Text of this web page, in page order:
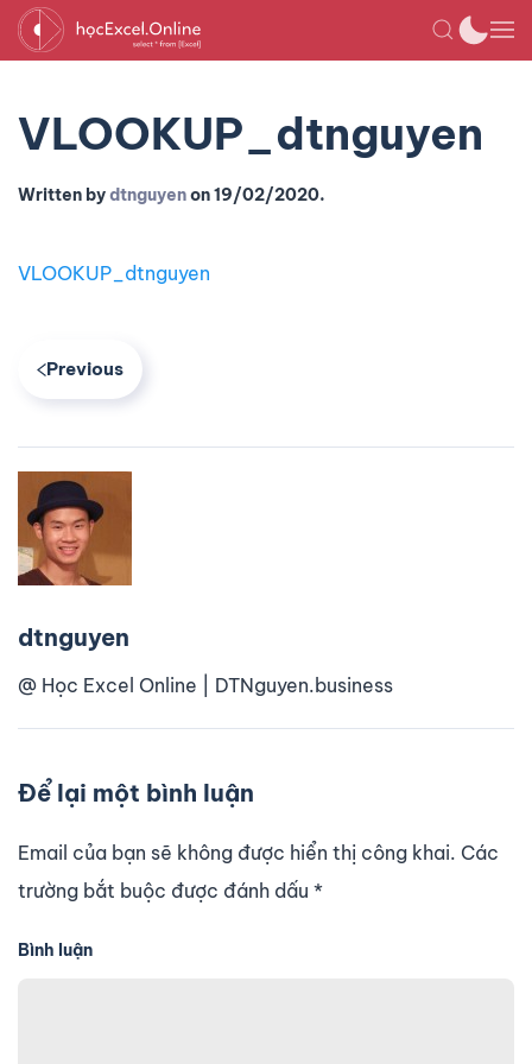
VLOOKUP_dtnguyen
Written bydtnguyenon19/02/2020.
VLOOKUP_dtnguyen
Previous
dtnguyen
@ Học Excel Online | DTNguyen.business
Để lại một bình luận
Email của bạn sẽ không được hiển thị công khai. Các
trường bắt buộc được đánh dấu *
Bình luận